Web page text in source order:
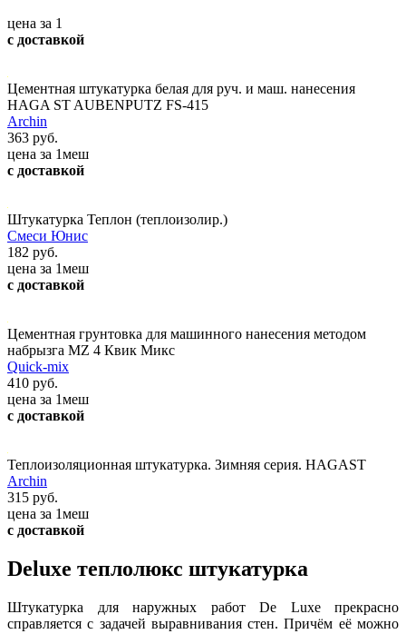
цена за 1
с доставкой
Цементная штукатурка белая для руч. и маш. нанесения
HAGA ST AUBENPUTZ FS-415
Archin
363 руб.
цена за 1меш
с доставкой
Штукатурка Теплон (теплоизолир.)
Смеси Юнис
182 руб.
цена за 1меш
с доставкой
Цементная грунтовка для машинного нанесения методом
набрызга MZ 4 Квик Микс
Quick-mix
410 руб.
цена за 1меш
с доставкой
Теплоизоляционная штукатурка. Зимняя серия. HAGAST
Archin
315 руб.
цена за 1меш
с доставкой
Deluxe теплолюкс штукатурка
Штукатурка для наружных работ De Luxe прекрасно
справляется с задачей выравнивания стен. Причём её можно